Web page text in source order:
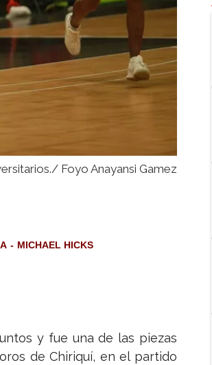
Foyo Anayansi Gamez
MICHAEL HICKS
y fue una de las piezas
de Chiriquí, en el partido